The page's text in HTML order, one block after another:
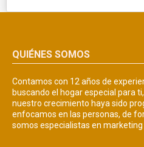
QUIÉNES SOMOS
Contamos con 12 años de
buscando el hogar especial para
nuestro crecimiento haya sido
enfocamos en las personas, de
somos especialistas en marketing